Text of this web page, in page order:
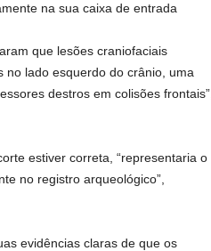
na sua caixa de entrada
que lesões craniofaciais
no lado esquerdo do crânio, uma
destros em colisões frontais”,
estiver correta, “representaria o
no registro arqueológico”,
evidências claras de que os